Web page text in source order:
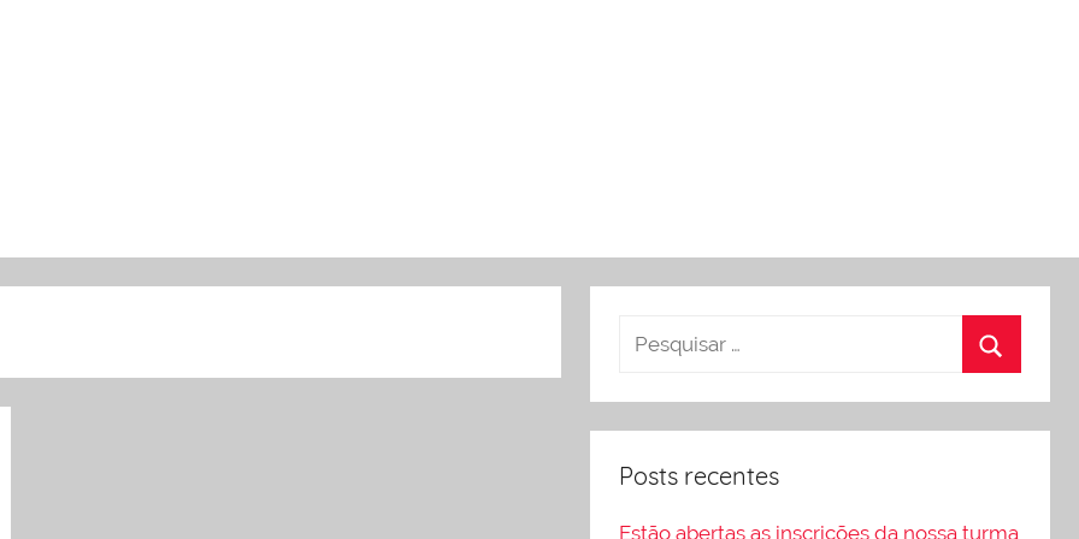
Posts recentes
Estão abertas as inscrições da nossa turma